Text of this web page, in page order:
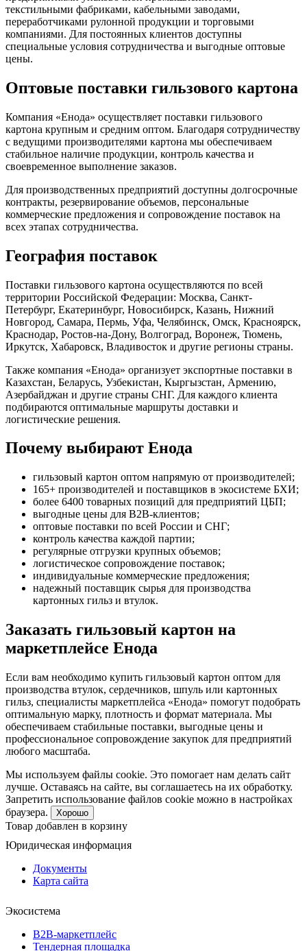
текстильными фабриками, кабельными заводами,
переработчиками рулонной продукции и торговыми
компаниями. Для постоянных клиентов доступны
специальные условия сотрудничества и выгодные оптовые
цены.
Оптовые поставки гильзового картона
Компания «Енода» осуществляет поставки гильзового
картона крупным и средним оптом. Благодаря сотрудничеству
с ведущими производителями картона мы обеспечиваем
стабильное наличие продукции, контроль качества и
своевременное выполнение заказов.
Для производственных предприятий доступны долгосрочные
контракты, резервирование объемов, персональные
коммерческие предложения и сопровождение поставок на
всех этапах сотрудничества.
География поставок
Поставки гильзового картона осуществляются по всей
территории Российской Федерации: Москва, Санкт-
Петербург, Екатеринбург, Новосибирск, Казань, Нижний
Новгород, Самара, Пермь, Уфа, Челябинск, Омск, Красноярск,
Краснодар, Ростов-на-Дону, Волгоград, Воронеж, Тюмень,
Иркутск, Хабаровск, Владивосток и другие регионы страны.
Также компания «Енода» организует экспортные поставки в
Казахстан, Беларусь, Узбекистан, Кыргызстан, Армению,
Азербайджан и другие страны СНГ. Для каждого клиента
подбираются оптимальные маршруты доставки и
логистические решения.
Почему выбирают Енода
гильзовый картон оптом напрямую от производителей;
165+ производителей и поставщиков в экосистеме БХИ;
более 6400 товарных позиций для предприятий ЦБП;
выгодные цены для B2B-клиентов;
оптовые поставки по всей России и СНГ;
контроль качества каждой партии;
регулярные отгрузки крупных объемов;
логистическое сопровождение поставок;
индивидуальные коммерческие предложения;
надежный поставщик сырья для производства
картонных гильз и втулок.
Заказать гильзовый картон на
маркетплейсе Енода
Если вам необходимо купить гильзовый картон оптом для
производства втулок, сердечников, шпуль или картонных
гильз, специалисты маркетплейса «Енода» помогут подобрать
оптимальную марку, плотность и формат материала. Мы
обеспечиваем стабильные поставки, выгодные цены и
профессиональное сопровождение закупок для предприятий
любого масштаба.
Мы используем файлы cookie. Это помогает нам делать сайт
лучше. Оставаясь на сайте, вы соглашаетесь на их обработку.
Запретить использование файлов cookie можно в настройках
браузера.
Хорошо
Товар добавлен в корзину
Юридическая информация
Документы
Карта сайта
Экосистема
B2B‑маркетплейс
Тендерная площадка